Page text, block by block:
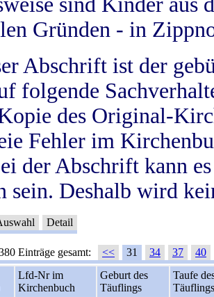
Gründen - in
Abschrift ist der
folgende
des Original-
Fehler im
der Abschrift kann
sein. Deshalb wird
Detail
Einträge gesamt: << 31 34 37
40
Lfd-Nr im
Kirchenbuch
Geburt des
Täuflings
Taufe
Täuflings